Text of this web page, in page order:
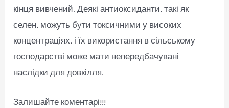
кінця вивчений. Деякі антиоксиданти, такі як
селен, можуть бути токсичними у високих
концентраціях, і їх використання в сільському
господарстві може мати непередбачувані
наслідки для довкілля.
Залишайте коментарі!!!